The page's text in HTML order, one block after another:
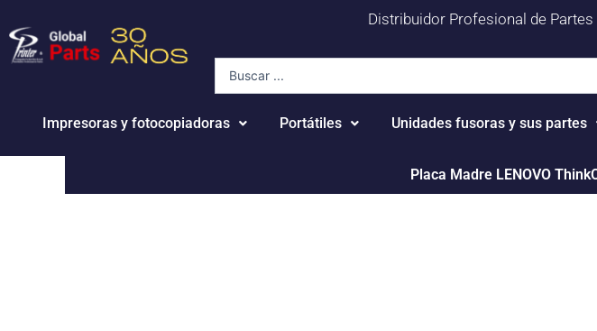
al
contenido
Distribuidor Profesional de Partes
Impresoras y fotocopiadoras Portátiles Unidades fusoras y sus partes
Placa Madre LENOVO